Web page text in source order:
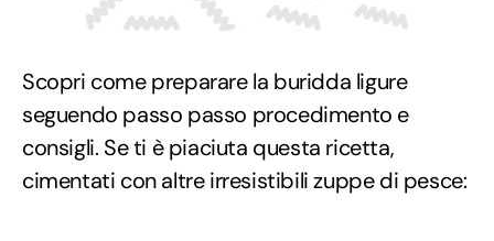
Scopri come preparare la buridda ligure
seguendo passo passo procedimento e
consigli. Se ti è piaciuta questa ricetta,
cimentati con altre irresistibili zuppe di pesce: